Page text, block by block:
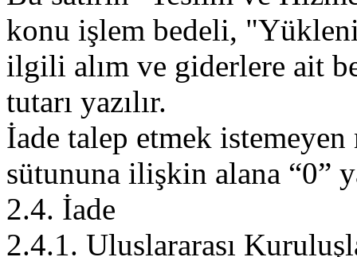
konu işlem bedeli,
ilgili alım ve giderlere ait
tutarı yazılır.
İade talep etmek
sütununa ilişkin alana “0”
2.4. İade
2.4.1. Uluslararası